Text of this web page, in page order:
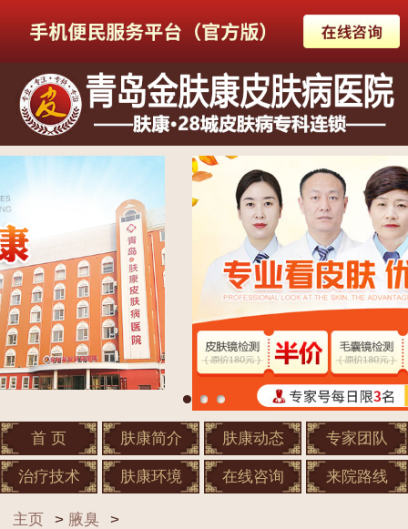
首 页 肤康简介 肤康动态 专家团队
治疗技术 肤康环境 在线咨询 来院路线
主页 > 腋臭 >